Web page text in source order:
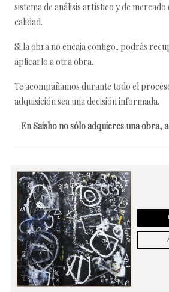
sistema de análisis artístico y de
calidad.
Si la obra no encaja contigo, podrás
aplicarlo a otra obra.
Te acompañamos durante todo el
adquisición sea una decisión informada.
En Saisho no sólo adquieres una obra,